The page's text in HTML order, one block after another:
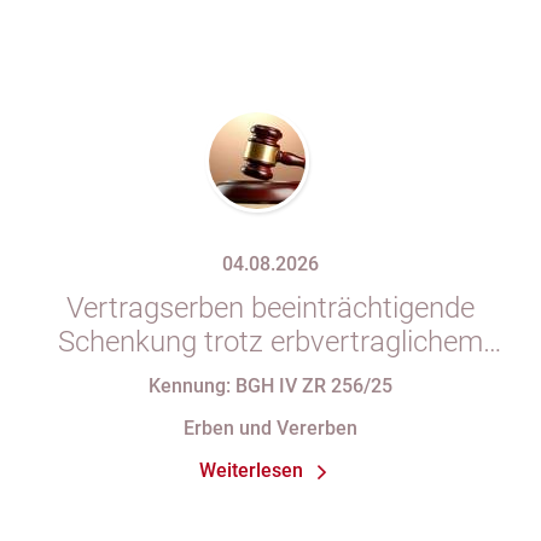
04.08.2026
Vertragserben beeinträchtigende
Schenkung trotz erbvertraglichem
Rücktrittsvorbehalt
Kennung: BGH IV ZR 256/25
Erben und Vererben
Weiterlesen